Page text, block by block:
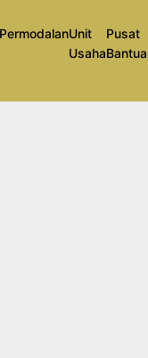
PermodalanUnit
Usaha
Pusat